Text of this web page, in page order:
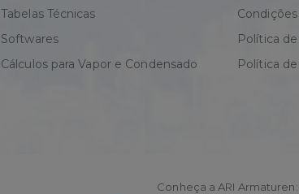
Tabelas Técnicas
Softwares
Cálculos para Vapor e Condensado
Política
Política
Conheça a ARI Armaturen: